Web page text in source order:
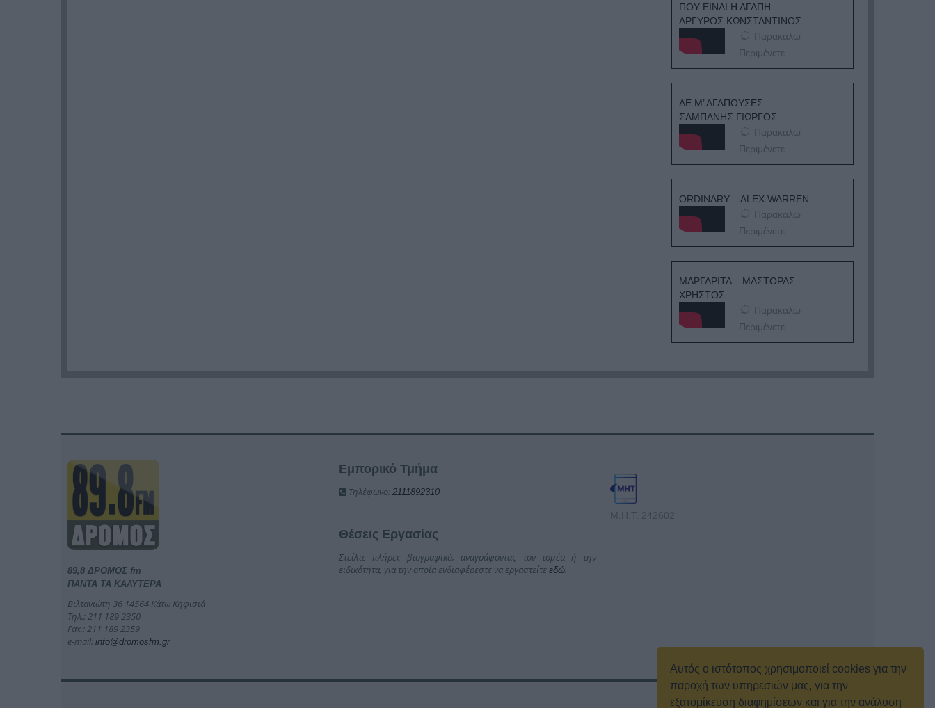
Αυτός ο ιστότοπος χρησιμοποιεί cookies για την
παροχή των υπηρεσιών μας, για την
εξατομίκευση διαφημίσεων και για την ανάλυση
ΠΟΥ ΕΙΝΑΙ Η ΑΓΑΠΗ –
ΑΡΓΥΡΟΣ ΚΩΝΣΤΑΝΤΙΝΟΣ
Παρακαλώ
Περιμένετε...
ΔΕ Μ’ ΑΓΑΠΟΥΣΕΣ –
ΣΑΜΠΑΝΗΣ ΓΙΩΡΓΟΣ
Παρακαλώ
Περιμένετε...
ORDINARY – ALEX WARREN
Παρακαλώ
Περιμένετε...
ΜΑΡΓΑΡΙΤΑ – ΜΑΣΤΟΡΑΣ
ΧΡΗΣΤΟΣ
Παρακαλώ
Περιμένετε...
89,8 ΔΡΟΜΟΣ fm
ΠΑΝΤΑ ΤΑ ΚΑΛΥΤΕΡΑ
Βιλτανιώτη 36 14564 Κάτω Κηφισιά
Τηλ.: 211 189 2350
Fax.: 211 189 2359
e-mail: info@dromosfm.gr
Εμπορικό Τμήμα
Τηλέφωνο: 2111892310
Θέσεις Εργασίας
Στείλτε πλήρες βιογραφικό, αναγράφοντας τον τομέα ή την
ειδικότητα, για την οποία ενδιαφέρεστε να εργαστείτε εδώ
Μ.Η.Τ. 242602